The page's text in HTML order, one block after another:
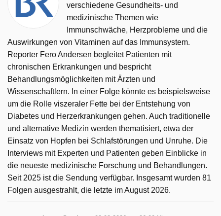
verschiedene Gesundheits- und
medizinische Themen wie
Immunschwäche, Herzprobleme und die
Auswirkungen von Vitaminen auf das Immunsystem.
Reporter Fero Andersen begleitet Patienten mit
chronischen Erkrankungen und bespricht
Behandlungsmöglichkeiten mit Ärzten und
Wissenschaftlern. In einer Folge könnte es beispielsweise
um die Rolle viszeraler Fette bei der Entstehung von
Diabetes und Herzerkrankungen gehen. Auch traditionelle
und alternative Medizin werden thematisiert, etwa der
Einsatz von Hopfen bei Schlafstörungen und Unruhe. Die
Interviews mit Experten und Patienten geben Einblicke in
die neueste medizinische Forschung und Behandlungen.
Seit 2025 ist die Sendung verfügbar. Insgesamt wurden 81
Folgen ausgestrahlt, die letzte im August 2026.